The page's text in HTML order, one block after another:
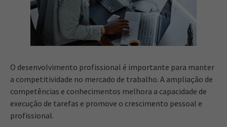
O desenvolvimento profissional é importante para manter
a competitividade no mercado de trabalho. A ampliação de
competências e conhecimentos melhora a capacidade de
execução de tarefas e promove o crescimento pessoal e
profissional.